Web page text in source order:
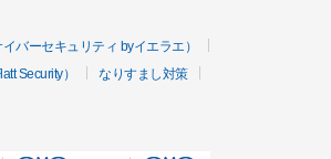
バーセキュリティ byイエラエ）
Security）
なりすまし対策